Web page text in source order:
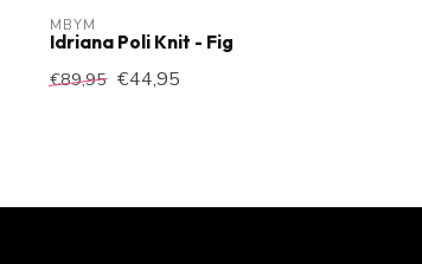
MBYM
Idriana Poli Knit - Fig
€89,95 €44,95